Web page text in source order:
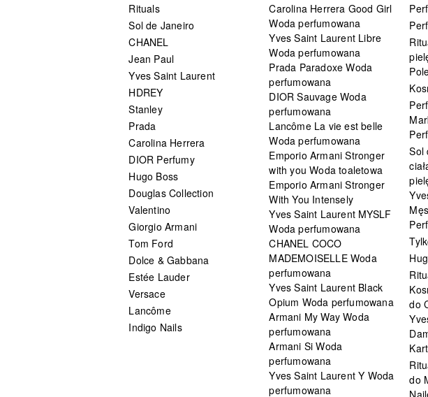
Rituals
Sol de Janeiro
CHANEL
Jean Paul
Yves Saint Laurent
HDREY
Stanley
Prada
Carolina Herrera
DIOR Perfumy
Hugo Boss
Douglas Collection
Valentino
Giorgio Armani
Tom Ford
Dolce & Gabbana
Estée Lauder
Versace
Lancôme
Indigo Nails
Carolina Herrera Good Girl
Woda perfumowana
Yves Saint Laurent Libre
Woda perfumowana
Prada Paradoxe Woda
perfumowana
DIOR Sauvage Woda
perfumowana
Lancôme La vie est belle
Woda perfumowana
Emporio Armani Stronger
with you Woda toaletowa
Emporio Armani Stronger
With You Intensely
Yves Saint Laurent MYSLF
Woda perfumowana
CHANEL COCO
MADEMOISELLE Woda
perfumowana
Yves Saint Laurent Black
Opium Woda perfumowana
Armani My Way Woda
perfumowana
Armani Si Woda
perfumowana
Yves Saint Laurent Y Woda
perfumowana
Sol
do
do